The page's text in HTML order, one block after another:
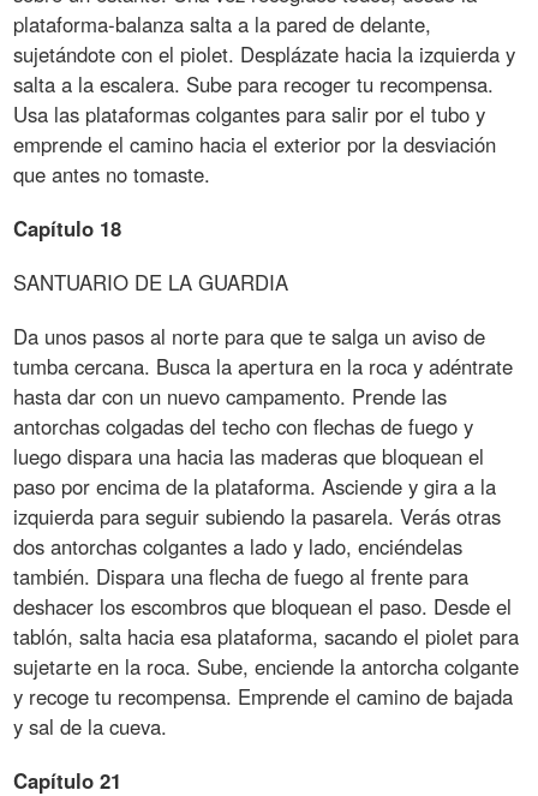
plataforma-balanza salta a la pared de delante,
sujetándote con el piolet. Desplázate hacia la izquierda y
salta a la escalera. Sube para recoger tu recompensa.
Usa las plataformas colgantes para salir por el tubo y
emprende el camino hacia el exterior por la desviación
que antes no tomaste.
Capítulo 18
SANTUARIO DE LA GUARDIA
Da unos pasos al norte para que te salga un aviso de
tumba cercana. Busca la apertura en la roca y adéntrate
hasta dar con un nuevo campamento. Prende las
antorchas colgadas del techo con flechas de fuego y
luego dispara una hacia las maderas que bloquean el
paso por encima de la plataforma. Asciende y gira a la
izquierda para seguir subiendo la pasarela. Verás otras
dos antorchas colgantes a lado y lado, enciéndelas
también. Dispara una flecha de fuego al frente para
deshacer los escombros que bloquean el paso. Desde el
tablón, salta hacia esa plataforma, sacando el piolet para
sujetarte en la roca. Sube, enciende la antorcha colgante
y recoge tu recompensa. Emprende el camino de bajada
y sal de la cueva.
Capítulo 21